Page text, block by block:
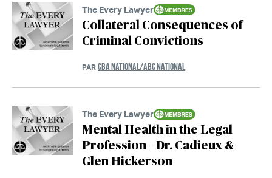
The Every Lawyer
Collateral Consequences of
Criminal Convictions
PAR CBA NATIONAL/ABC NATIONAL
The Every Lawyer
Mental Health in the Legal
Profession – Dr. Cadieux &
Glen Hickerson